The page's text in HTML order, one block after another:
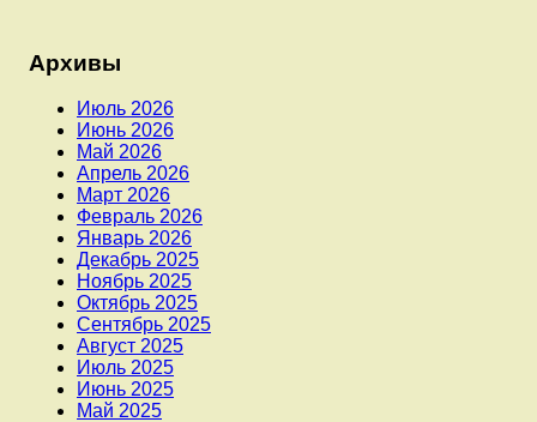
Архивы
Июль 2026
Июнь 2026
Май 2026
Апрель 2026
Март 2026
Февраль 2026
Январь 2026
Декабрь 2025
Ноябрь 2025
Октябрь 2025
Сентябрь 2025
Август 2025
Июль 2025
Июнь 2025
Май 2025